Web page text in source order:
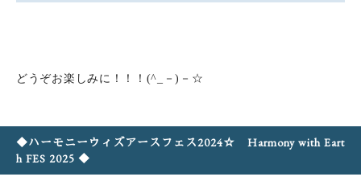
どうぞお楽しみに！！！(^_－)－☆
◆ハーモニーウィズアースフェス2024☆ Harmony with Eart
h FES 2025 ◆